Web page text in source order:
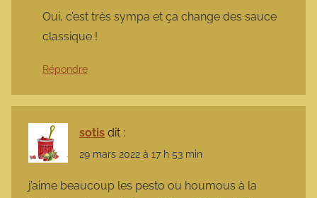
Oui, c’est très sympa et ça change des sauce
classique !
Répondre
sotis dit :
29 mars 2022 à 17 h 53 min
j’aime beaucoup les pesto ou houmous à la